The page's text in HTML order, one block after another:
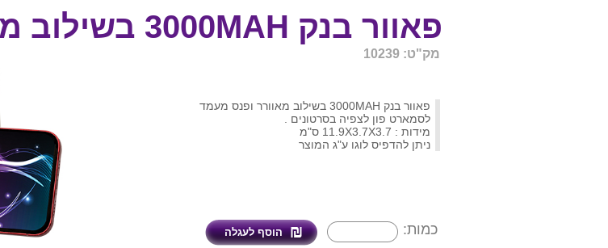
פאוור בנק 3000MAH בשילוב מאוורר ופנס
מק"ט: 10239
פאוור בנק 3000MAH בשילוב מאוורר ופנס מעמד
לסמארט פון לצפיה בסרטונים .
מידות : 11.9X3.7X3.7 ס"מ
ניתן להדפיס לוגו ע"ג המוצר
כמות: